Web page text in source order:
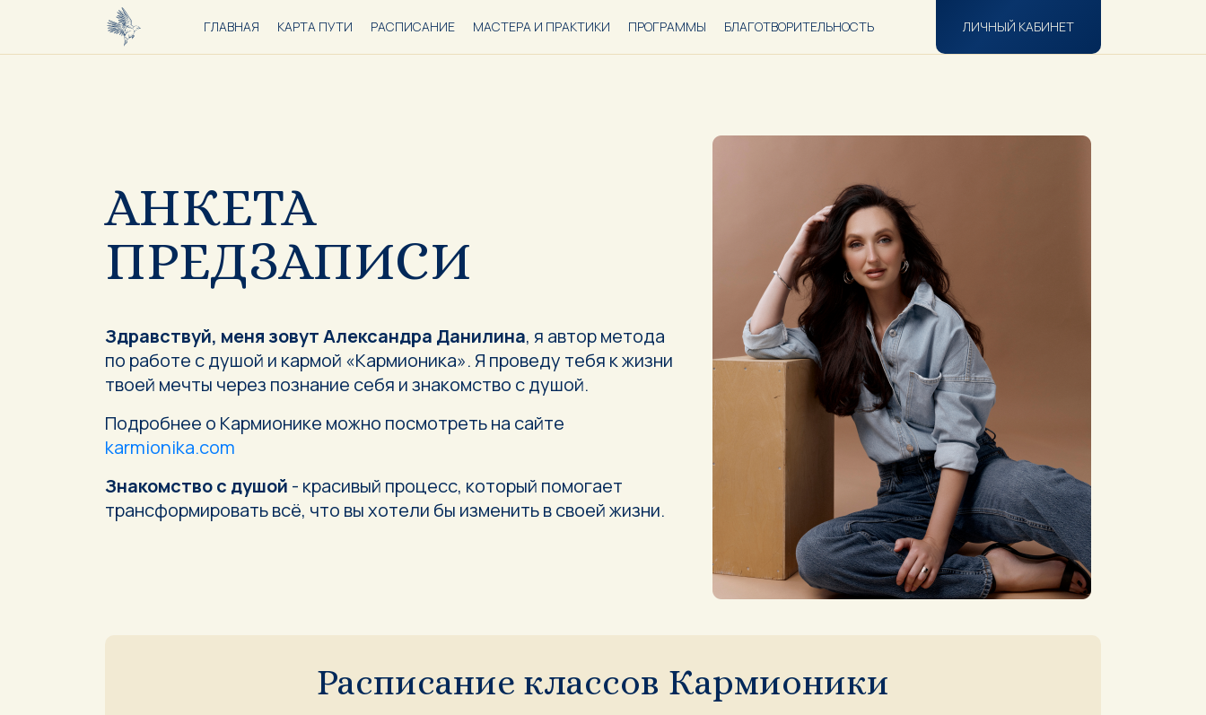
ГЛАВНАЯ КАРТА ПУТИ РАСПИСАНИЕ МАСТЕРА И ПРАКТИКИ ПРОГРАММЫ БЛАГОТВОРИТЕЛЬНОСТЬ ЛИЧНЫЙ КАБИНЕТ
АНКЕТА
ПРЕДЗАПИСИ
Здравствуй, меня зовут Александра Данилина, я автор метода
по работе с душой и кармой «Кармионика». Я проведу тебя к жизни
твоей мечты через познание себя и знакомство с душой.
Подробнее о Кармионике можно посмотреть на сайте
karmionika.com
Знакомство с душой - красивый процесс, который помогает
трансформировать всё, что вы хотели бы изменить в своей жизни.
Расписание классов Кармионики